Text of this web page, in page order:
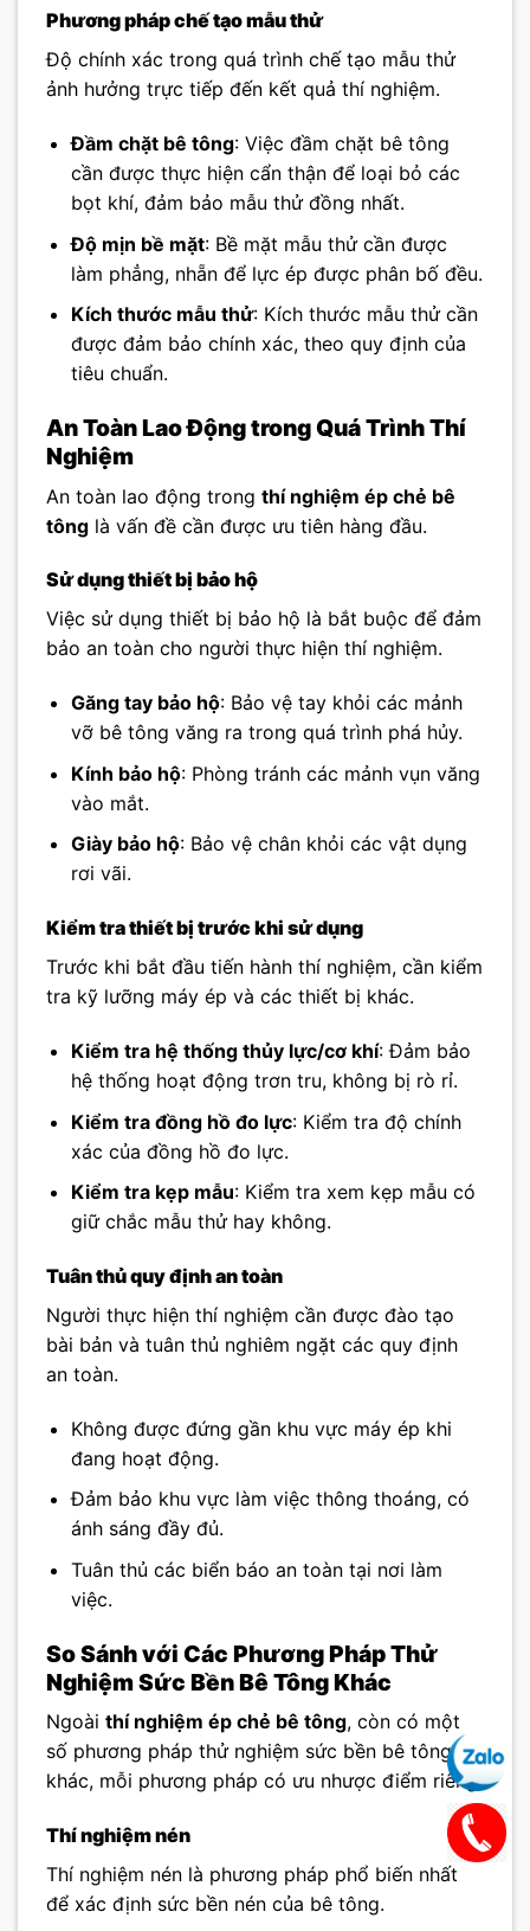
Phương pháp chế tạo mẫu thử
Độ chính xác trong quá trình chế tạo mẫu thử
ảnh hưởng trực tiếp đến kết quả thí nghiệm.
Đầm chặt bê tông: Việc đầm chặt bê tông
cần được thực hiện cẩn thận để loại bỏ các
bọt khí, đảm bảo mẫu thử đồng nhất.
Độ mịn bề mặt: Bề mặt mẫu thử cần được
làm phẳng, nhẵn để lực ép được phân bố đều.
Kích thước mẫu thử: Kích thước mẫu thử cần
được đảm bảo chính xác, theo quy định của
tiêu chuẩn.
An Toàn Lao Động trong Quá Trình Thí
Nghiệm
An toàn lao động trong thí nghiệm ép chẻ bê
tông là vấn đề cần được ưu tiên hàng đầu.
Sử dụng thiết bị bảo hộ
Việc sử dụng thiết bị bảo hộ là bắt buộc để đảm
bảo an toàn cho người thực hiện thí nghiệm.
Găng tay bảo hộ: Bảo vệ tay khỏi các mảnh
vỡ bê tông văng ra trong quá trình phá hủy.
Kính bảo hộ: Phòng tránh các mảnh vụn văng
vào mắt.
Giày bảo hộ: Bảo vệ chân khỏi các vật dụng
rơi vãi.
Kiểm tra thiết bị trước khi sử dụng
Trước khi bắt đầu tiến hành thí nghiệm, cần kiểm
tra kỹ lưỡng máy ép và các thiết bị khác.
Kiểm tra hệ thống thủy lực/cơ khí: Đảm bảo
hệ thống hoạt động trơn tru, không bị rò rỉ.
Kiểm tra đồng hồ đo lực: Kiểm tra độ chính
xác của đồng hồ đo lực.
Kiểm tra kẹp mẫu: Kiểm tra xem kẹp mẫu có
giữ chắc mẫu thử hay không.
Tuân thủ quy định an toàn
Người thực hiện thí nghiệm cần được đào tạo
bài bản và tuân thủ nghiêm ngặt các quy định
an toàn.
Không được đứng gần khu vực máy ép khi
đang hoạt động.
Đảm bảo khu vực làm việc thông thoáng, có
ánh sáng đầy đủ.
Tuân thủ các biển báo an toàn tại nơi làm
việc.
So Sánh với Các Phương Pháp Thử
Nghiệm Sức Bền Bê Tông Khác
Ngoài thí nghiệm ép chẻ bê tông, còn có một
số phương pháp thử nghiệm sức bền bê tông
khác, mỗi phương pháp có ưu nhược điểm riêng.
Thí nghiệm nén
Thí nghiệm nén là phương pháp phổ biến nhất
để xác định sức bền nén của bê tông.